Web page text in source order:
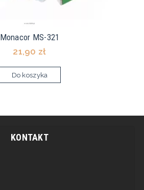
Monacor MS-321
21,90 zł
Do koszyka
KONTAKT